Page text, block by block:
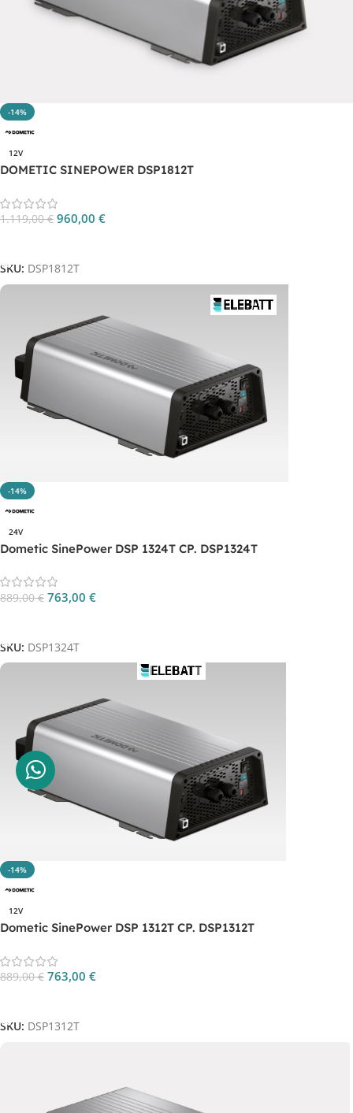
-14%
12V
DOMETIC SINEPOWER DSP1812T
1.119,00€ 960,00 €
SKU: DSP1812T
-14%
24V
Dometic SinePower DSP 1324T CP. DSP1324T
889,00€ 763,00 €
SKU: DSP1324T
-14%
12V
Dometic SinePower DSP 1312T CP. DSP1312T
889,00€ 763,00 €
SKU: DSP1312T